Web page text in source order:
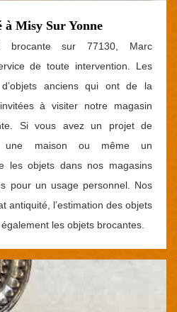
Misy Sur Yonne
brocante sur 77130, Marc
de toute intervention. Les
d’objets anciens qui ont de la
à visiter notre magasin
Si vous avez un projet de
une maison ou même un
les objets dans nos magasins
pour un usage personnel. Nos
antiquité, l’estimation des objets
les objets brocantes.